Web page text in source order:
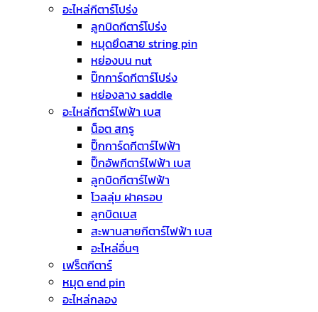
อะไหล่กีตาร์โปร่ง
ลูกบิดกีตาร์โปร่ง
หมุดยึดสาย string pin
หย่องบน nut
ปิ๊กการ์ดกีตาร์โปร่ง
หย่องลาง saddle
อะไหล่กีตาร์ไฟฟ้า เบส
น็อต สกรู
ปิ๊กการ์ดกีตาร์ไฟฟ้า
ปิ๊กอัพกีตาร์ไฟฟ้า เบส
ลูกบิดกีตาร์ไฟฟ้า
โวลลุ่ม ฝาครอบ
ลูกบิดเบส
สะพานสายกีตาร์ไฟฟ้า เบส
อะไหล่อื่นๆ
เฟร็ตกีตาร์
หมุด end pin
อะไหล่กลอง